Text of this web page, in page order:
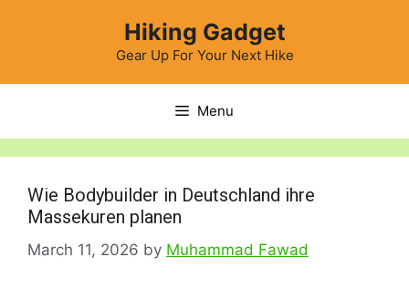
Hiking Gadget
Gear Up For Your Next Hike
Menu
Wie Bodybuilder in Deutschland ihre
Massekuren planen
March 11, 2026 by Muhammad Fawad